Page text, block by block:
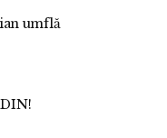
umflă